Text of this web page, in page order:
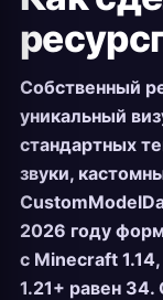
Собственный
уникальный
стандартных
звуки,
2026 году
с Minecraft
1.21+ равен